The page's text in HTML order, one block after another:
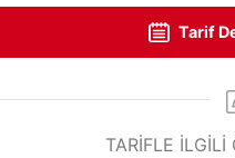
Tarif
TARİFLE